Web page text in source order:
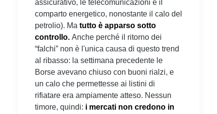
assicurativo, le telecomunicazioni e il
comparto energetico, nonostante il calo del
petrolio). Ma tutto è apparso sotto
controllo. Anche perché il ritorno dei
“falchi” non è l'unica causa di questo trend
al ribasso: la settimana precedente le
Borse avevano chiuso con buoni rialzi, e
un calo che permettesse ai listini di
rifiatare era ampiamente atteso. Nessun
timore, quindi: i mercati non credono in